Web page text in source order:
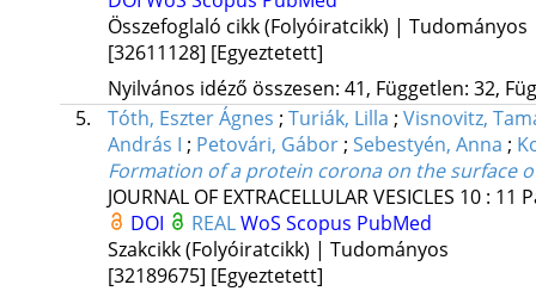
Összefoglaló cikk (Folyóiratcikk) | Tudományos
[32611128] [Egyeztetett]
Nyilvános idéző összesen: 41, Független: 32,
5.
Tóth, Eszter Ágnes ; Turiák, Lilla ; Visnovitz,
András I ; Petovári, Gábor ; Sebestyén, Anna ;
Formation of a protein corona on the surface
JOURNAL OF EXTRACELLULAR VESICLES 10: 11
DOI
REALWoS Scopus PubMed
Szakcikk (Folyóiratcikk) | Tudományos
[32189675] [Egyeztetett]